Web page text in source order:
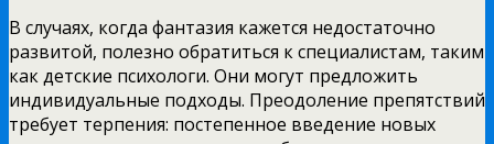
В случаях, когда фантазия кажется недостаточно
развитой, полезно обратиться к специалистам, таким
как детские психологи. Они могут предложить
индивидуальные подходы. Преодоление препятствий
требует терпения: постепенное введение новых